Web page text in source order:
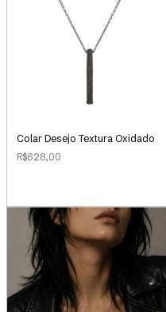
Colar Desejo Textura Oxidado
R$628,00